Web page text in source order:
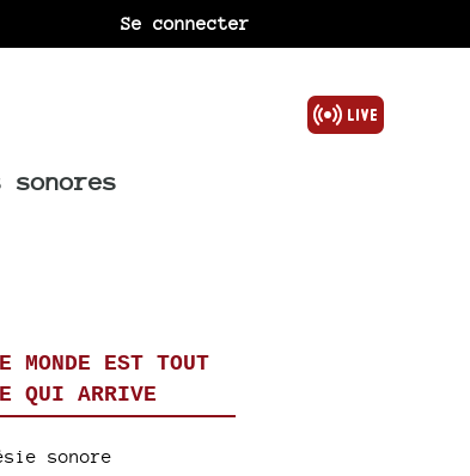
Se connecter
sonores
MONDE EST TOUT
QUI ARRIVE
sonore